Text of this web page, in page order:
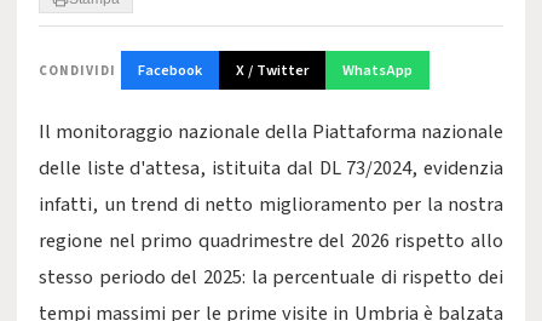
CONDIVIDI Facebook X / Twitter WhatsApp
Il monitoraggio nazionale della Piattaforma nazionale
delle liste d'attesa, istituita dal DL 73/2024, evidenzia
infatti, un trend di netto miglioramento per la nostra
regione nel primo quadrimestre del 2026 rispetto allo
stesso periodo del 2025: la percentuale di rispetto dei
tempi massimi per le prime visite in Umbria è balzata